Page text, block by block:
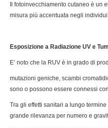
Il fotoinvecchiamento cutaneo è un
misura più accentuata negli
Esposizione a Radiazione UV e
E’ noto che la RUV è in grado di
mutazioni geniche, scambi
sono o possono essere connessi
Tra gli effetti sanitari a lungo termine
grande rilevanza per numero e